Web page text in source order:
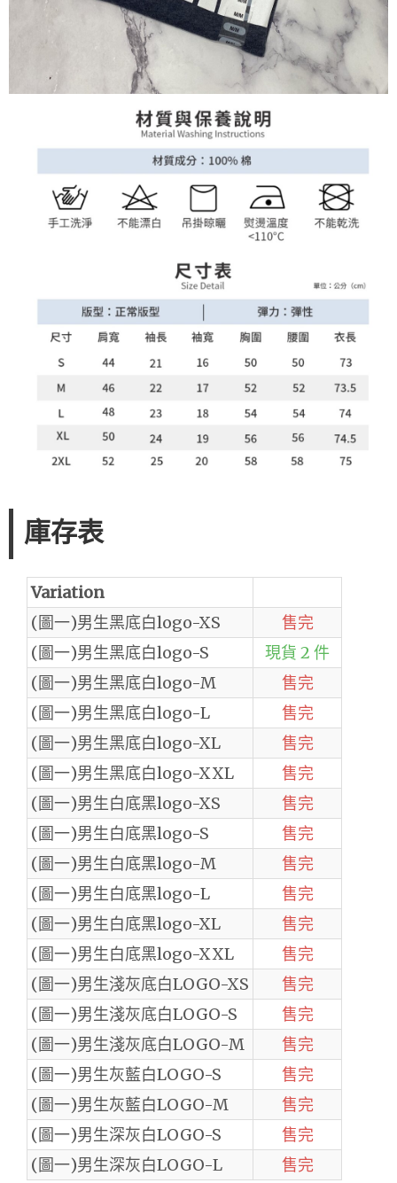
庫存表
Variation
(圖一)男生黑底白logo-XS
售完
(圖一)男生黑底白logo-S
現貨 2 件
(圖一)男生黑底白logo-M
售完
(圖一)男生黑底白logo-L
售完
(圖一)男生黑底白logo-XL
售完
(圖一)男生黑底白logo-XXL
售完
(圖一)男生白底黑logo-XS
售完
(圖一)男生白底黑logo-S
售完
(圖一)男生白底黑logo-M
售完
(圖一)男生白底黑logo-L
售完
(圖一)男生白底黑logo-XL
售完
(圖一)男生白底黑logo-XXL
售完
(圖一)男生淺灰底白LOGO-XS
售完
(圖一)男生淺灰底白LOGO-S
售完
(圖一)男生淺灰底白LOGO-M
售完
(圖一)男生灰藍白LOGO-S
售完
(圖一)男生灰藍白LOGO-M
售完
(圖一)男生深灰白LOGO-S
售完
(圖一)男生深灰白LOGO-L
售完